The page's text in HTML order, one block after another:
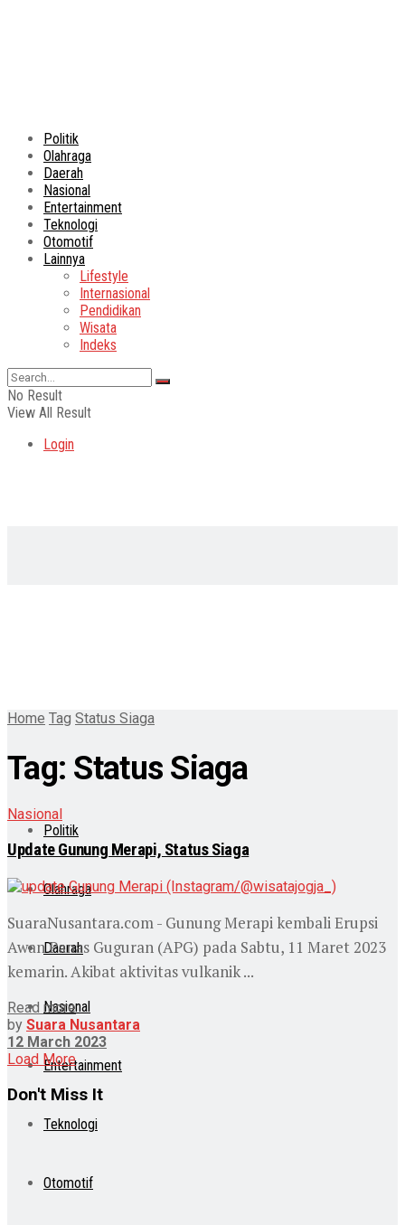
Politik
Olahraga
Daerah
Nasional
Entertainment
Teknologi
Otomotif
Lainnya
Lifestyle
Internasional
Pendidikan
Wisata
Indeks
No Result
View All Result
Login
Politik
Olahraga
Daerah
Nasional
Entertainment
Teknologi
Otomotif
Home Tag Status Siaga
Tag: Status Siaga
Nasional
Update Gunung Merapi, Status Siaga
SuaraNusantara.com - Gunung Merapi kembali Erupsi
Awan Panas Guguran (APG) pada Sabtu, 11 Maret 2023
kemarin. Akibat aktivitas vulkanik ...
Read more
by Suara Nusantara
12 March 2023
Load More
Don't Miss It